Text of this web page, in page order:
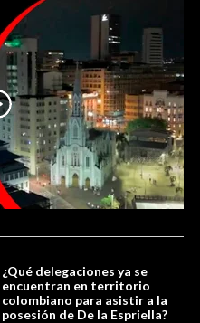
¿Qué delegaciones ya se
encuentran en territorio
colombiano para asistir a la
posesión de De la Espriella?